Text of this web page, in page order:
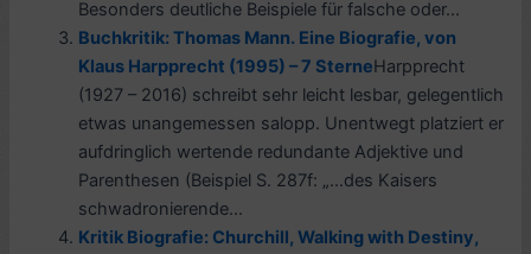
Besonders deutliche Beispiele für falsche oder...
Buchkritik: Thomas Mann. Eine Biografie, von
Klaus Harpprecht (1995) – 7 SterneHarpprecht
(1927 – 2016) schreibt sehr leicht lesbar, gelegentlich
etwas unangemessen salopp. Unentwegt platziert er
aufdringlich wertende redundante Adjektive und
Parenthesen (Beispiel S. 287f: „…des Kaisers
schwadronierende...
Kritik Biografie: Churchill, Walking with Destiny,